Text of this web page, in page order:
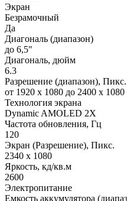
Экран
Безрамочный
Да
Диагональ (диапазон)
до 6,5"
Диагональ, дюйм
6.3
Разрешение (диапазон), Пикс.
от 1920 x 1080 до 2400 x 1080
Технология экрана
Dynamic AMOLED 2X
Частота обновления, Гц
120
Экран (Разрешение), Пикс.
2340 x 1080
Яркость, кд/кв.м
2600
Электропитание
Емкость аккумулятора